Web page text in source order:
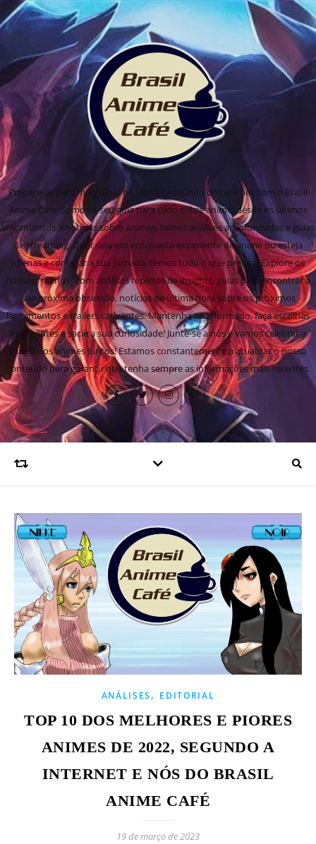
Prepare-se para mergulhar no vibrante mundo dos animes com o Brasil
Anime Cafe! Somos o seu guia para tudo sobre anime, desde os últimos
lançamentos a notícias sobre animes, temos análises aprofundadas e guias
de streaming. Quer seja um entusiasta experiente de anime ou esteja
apenas a começar a sua jornada, temos tudo o que precisa! Explore os
nossos "menus" com análises repletas de insights, guias para encontrar a
sua próxima obsessão, notícias de última hora sobre os próximos
lançamentos e trailers cativantes. Mantenha-se informado, faça escolhas
inteligentes e sacie a sua curiosidade! Junte-se a nós e vamos celebrar a
magia dos animes juntos! Estamos constantemente a atualizar o nosso
conteúdo para garantir que tenha sempre as informações mais recentes.
ANÁLISES, EDITORIAL
TOP 10 DOS MELHORES E PIORES
ANIMES DE 2022, SEGUNDO A
INTERNET E NÓS DO BRASIL
ANIME CAFÉ
19 de março de 2023